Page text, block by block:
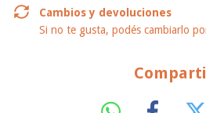
Cambios y devoluciones
Si no te gusta, podés cambiarlo